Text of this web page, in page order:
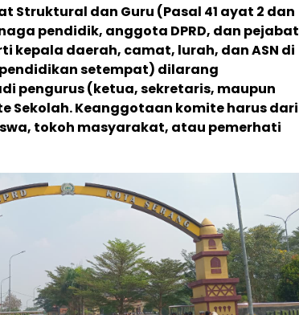
Struktural dan Guru (Pasal 41 ayat 2 dan
pendidik, anggota DPRD, dan pejabat
kepala daerah, camat, lurah, dan ASN di
setempat) dilarang
pengurus (ketua, sekretaris, maupun
Sekolah. Keanggotaan komite harus dari
tokoh masyarakat, atau pemerhati